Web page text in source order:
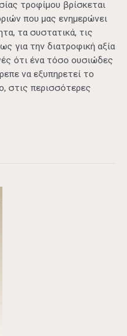
τροφίμου βρίσκεται
που μας ενημερώνει
τα συστατικά, τις
για την διατροφική αξία
ότι ένα τόσο ουσιώδες
να εξυπηρετεί το
στις περισσότερες